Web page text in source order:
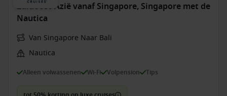
Zuidoost-Azië vanaf Singapore, Singapore met de
Nautica
Van Singapore Naar Bali
Nautica
Alleen volwassenen Wi-Fi Volpension Tips